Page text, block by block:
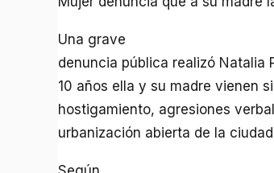
Una grave
denuncia pública realizó Natalia
10 años ella y su madre vienen
hostigamiento, agresiones
urbanización abierta de la